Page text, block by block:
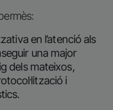
en l’atenció als
una major
dels mateixos,
i